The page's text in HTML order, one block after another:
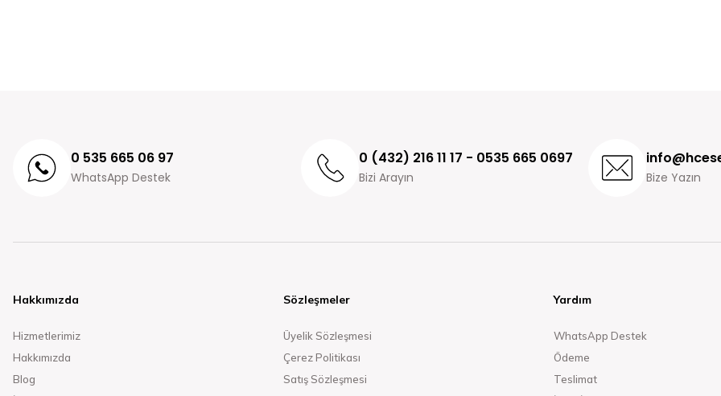
0 535 665 06 97
WhatsApp Destek
0 (432) 216 11 17 - 0535 665 0697
Bizi Arayın Bize Yazın
Hakkımızda
Hizmetlerimiz
Hakkımızda
Blog
Sözleşmeler
Üyelik Sözleşmesi
Çerez Politikası
Satış Sözleşmesi
Yardım
WhatsApp Destek
Ödeme
Teslimat